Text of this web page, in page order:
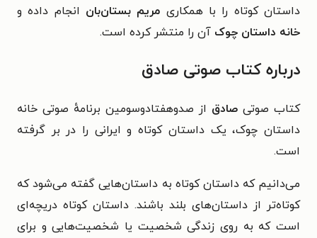
داستان کوتاه را با همکاری مریم بستان‌بان انجام داده و
خانه داستان چوک آن را منتشر کرده است.
درباره کتاب صوتی صادق
کتاب صوتی صادق از صدوهفتادوسومین برنامهٔ صوتی خانه
داستان چوک، یک داستان کوتاه و ایرانی را در بر گرفته
است.
می‌دانیم که داستان کوتاه به داستان‌هایی گفته می‌شود که
کوتاه‌تر از داستان‌های بلند باشند. داستان کوتاه دریچه‌ای
است که به روی زندگی شخصیت یا شخصیت‌هایی و برای